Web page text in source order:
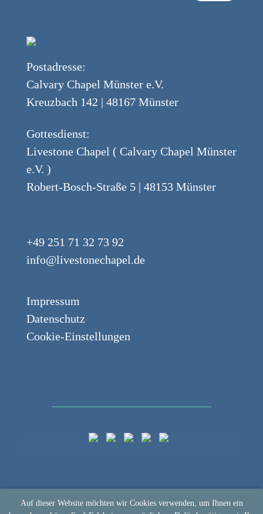
Postadresse:
Calvary Chapel Münster e.V.
Kreuzbach 142 | 48167 Münster
Gottesdienst:
Livestone Chapel ( Calvary Chapel Münster
e.V. )
Robert-Bosch-Straße 5 | 48153 Münster
+49 251 71 32 73 92
info@livestonechapel.de
Impressum
Datenschutz
Cookie-Einstellungen
Auf dieser Website möchten wir Cookies verwenden, um Ihnen ein